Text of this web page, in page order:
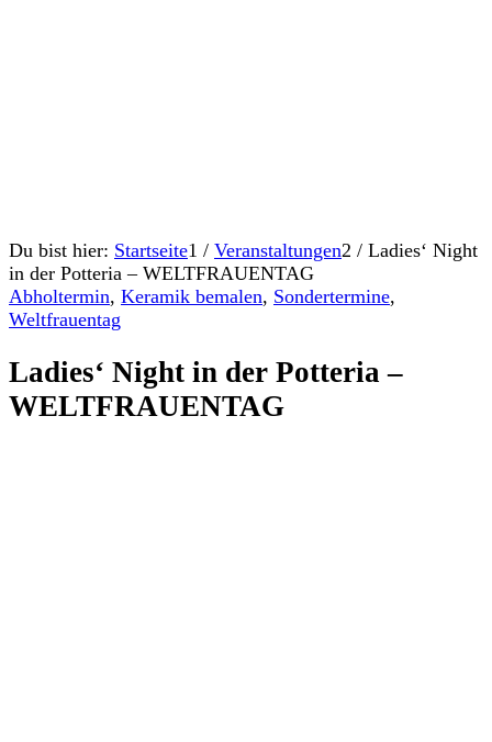
Du bist hier: Startseite1 / Veranstaltungen2 / Ladies‘ Night
in der Potteria – WELTFRAUENTAG
Abholtermin, Keramik bemalen, Sondertermine,
Weltfrauentag
Ladies‘ Night in der Potteria –
WELTFRAUENTAG